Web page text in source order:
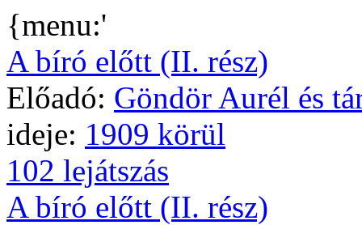
{menu:'
A bíró előtt (II. rész)
Előadó: Göndör Aurél és
ideje: 1909 körül
102 lejátszás
A bíró előtt (II. rész)